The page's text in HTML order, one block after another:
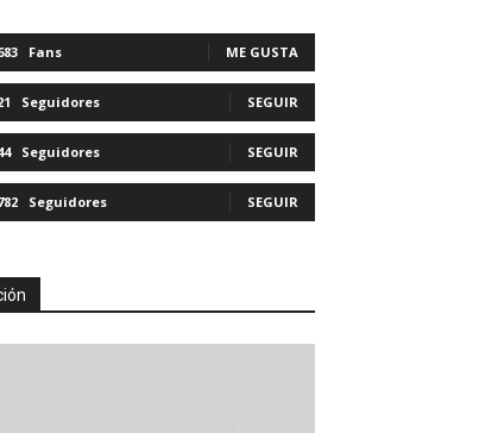
Fans ME GUSTA
Seguidores SEGUIR
Seguidores SEGUIR
Seguidores SEGUIR